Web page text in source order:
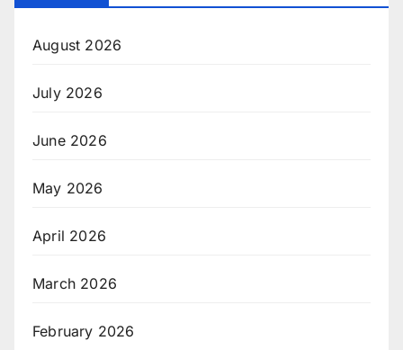
August 2026
July 2026
June 2026
May 2026
April 2026
March 2026
February 2026